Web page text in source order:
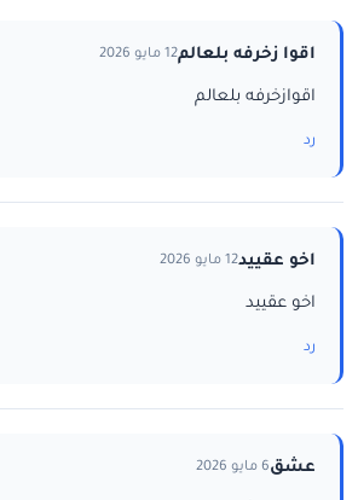
اقوا زخرفه بلعالم12 مايو 2026
اقوازخرفه بلعالم
رد
اخو عقييد12 مايو 2026
اخو عقييد
رد
عشق6 مايو 2026